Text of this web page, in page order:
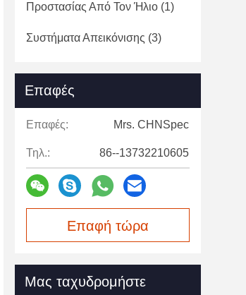
Προστασίας Από Τον Ήλιο (1)
Συστήματα Απεικόνισης (3)
Επαφές
Επαφές: Mrs. CHNSpec
Τηλ.: 86--13732210605
Επαφή τώρα
Μας ταχυδρομήστε